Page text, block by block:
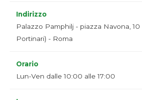
Indirizzo
Palazzo Pamphilj - piazza Navona, 10
Portinari) - Roma
Orario
Lun-Ven dalle 10:00 alle 17:00